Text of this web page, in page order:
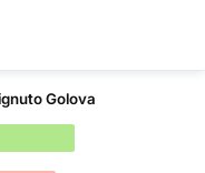
Golova